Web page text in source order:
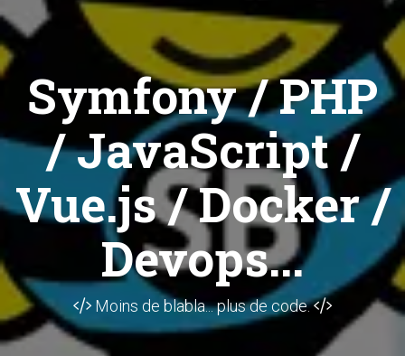
Symfony / PHP
/ JavaScript /
Vue.js / Docker /
Devops...
Moins de blabla... plus de code.